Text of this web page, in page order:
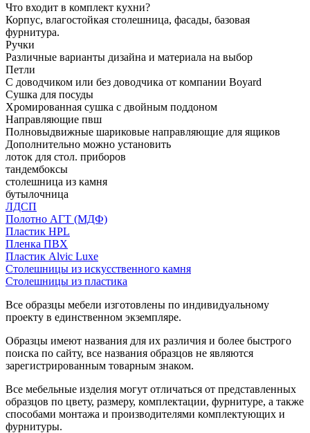
Что входит в комплект кухни?
Корпус, влагостойкая столешница, фасады, базовая
фурнитура.
Ручки
Различные варианты дизайна и материала на выбор
Петли
С доводчиком или без доводчика от компании Boyard
Сушка для посуды
Хромированная сушка с двойным поддоном
Направляющие пвш
Полновыдвижные шариковые направляющие для ящиков
Дополнительно можно установить
лоток для стол. приборов
тандембоксы
столешница из камня
бутылочница
ЛДСП
Полотно АГТ (МДФ)
Пластик HPL
Пленка ПВХ
Пластик Alvic Luxe
Столешницы из искусственного камня
Столешницы из пластика
Все образцы мебели изготовлены по индивидуальному
проекту в единственном экземпляре.
Образцы имеют названия для их различия и более быстрого
поиска по сайту, все названия образцов не являются
зарегистрированным товарным знаком.
Все мебельные изделия могут отличаться от представленных
образцов по цвету, размеру, комплектации, фурнитуре, а также
способами монтажа и производителями комплектующих и
фурнитуры.